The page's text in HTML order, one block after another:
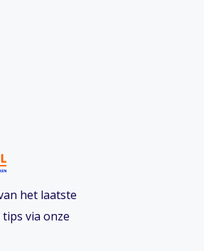
het laatste
via onze